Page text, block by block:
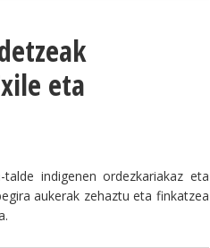
eta
indigenen ordezkariakaz eta
aukerak zehaztu eta finkatzea